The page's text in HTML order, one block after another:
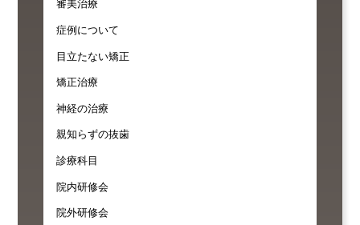
審美治療
症例について
目立たない矯正
矯正治療
神経の治療
親知らずの抜歯
診療科目
院内研修会
院外研修会